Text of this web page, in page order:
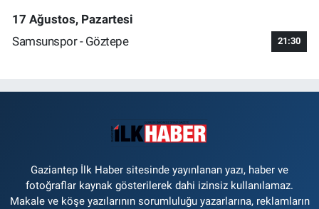
17 Ağustos, Pazartesi
Samsunspor - Göztepe
21:30
Gaziantep İlk Haber sitesinde yayınlanan yazı, haber ve
fotoğraflar kaynak gösterilerek dahi izinsiz kullanılamaz.
Makale ve köşe yazılarının sorumluluğu yazarlarına, reklamların